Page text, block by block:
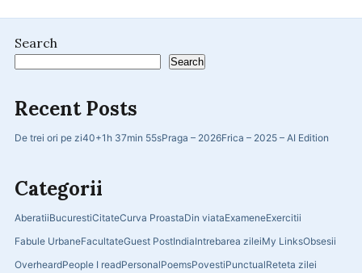
Search
Search
Recent Posts
De trei ori pe zi40+1h 37min 55sPraga – 2026Frica – 2025 – AI Edition
Categorii
AberatiiBucurestiCitateCurva ProastaDin viataExameneExercitii
Fabule UrbaneFacultateGuest PostIndiaIntrebarea zileiMy LinksObsesii
OverheardPeople I readPersonalPoemsPovestiPunctualReteta zilei